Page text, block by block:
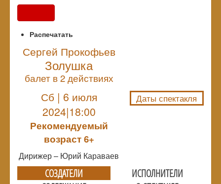
Распечатать
Сергей Прокофьев
Золушка
балет в 2 действиях
Сб | 6 июля
2024|18:00
Рекомендуемый
возраст 6+
Дирижер – Юрий Караваев
Даты спектакля
СОЗДАТЕЛИ
ИСПОЛНИТЕЛИ